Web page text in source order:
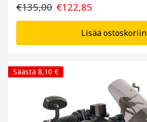
€135,00 €122,85
Lisää ostoskoriin
Säästä 8,10 €